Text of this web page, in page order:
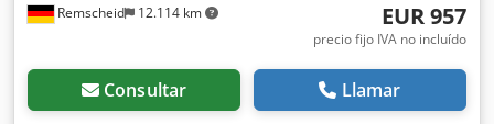
Remscheid 12.114 km EUR 957
precio fijo IVA no incluído
Consultar Llamar